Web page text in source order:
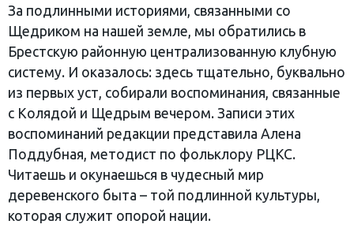
За подлинными историями, связанными со
Щедриком на нашей земле, мы обратились в
Брестскую районную централизованную клубную
систему. И оказалось: здесь тщательно, буквально
из первых уст, собирали воспоминания, связанные
с Колядой и Щедрым вечером. Записи этих
воспоминаний редакции представила Алена
Поддубная, методист по фольклору РЦКС.
Читаешь и окунаешься в чудесный мир
деревенского быта – той подлинной культуры,
которая служит опорой нации.